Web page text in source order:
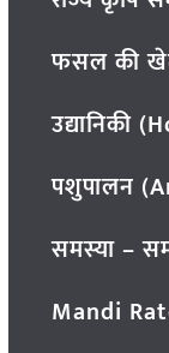
फसल की
उद्यानिकी
पशुपालन
समस्या –
Mandi